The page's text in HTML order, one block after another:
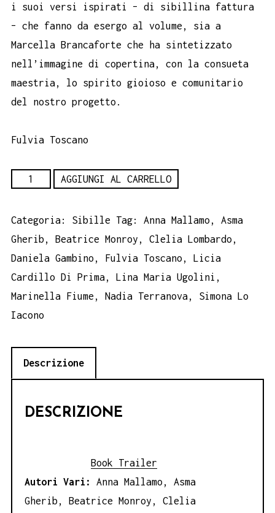
i suoi versi ispirati – di sibillina fattura
– che fanno da esergo al volume, sia a
Marcella Brancaforte che ha sintetizzato
nell’immagine di copertina, con la consueta
maestria, lo spirito gioioso e comunitario
del nostro progetto.
Fulvia Toscano
Sibille
Fulvia
Toscano
quantità
AGGIUNGI AL CARRELLO
Categoria: Sibille Tag: Anna Mallamo , Asma
Gherib , Beatrice Monroy , Clelia Lombardo ,
Daniela Gambino , Fulvia Toscano , Licia
Cardillo Di Prima, Lina Maria Ugolini ,
Marinella Fiume , Nadia Terranova, Simona Lo
Iacono
Descrizione
DESCRIZIONE
Book Trailer
Autori Vari: Anna Mallamo, Asma
Gherib, Beatrice Monroy, Clelia